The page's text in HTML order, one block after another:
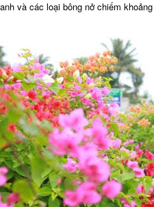
và các loại bông nở chiếm